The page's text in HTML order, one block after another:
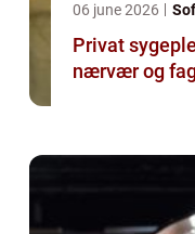
06 june 2026
Privat sygepleje i
nærvær og